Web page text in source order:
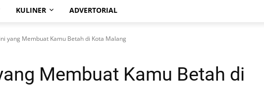
KULINER ADVERTORIAL
yang Membuat Kamu Betah di Kota Malang
Membuat Kamu Betah di